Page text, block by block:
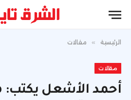
الرئيسية » مقالات
مقالات
أحمد الأشعل